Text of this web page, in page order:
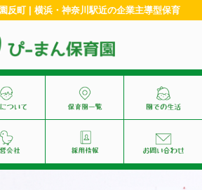
反町 | 横浜・神奈川駅近の企業主導型保育